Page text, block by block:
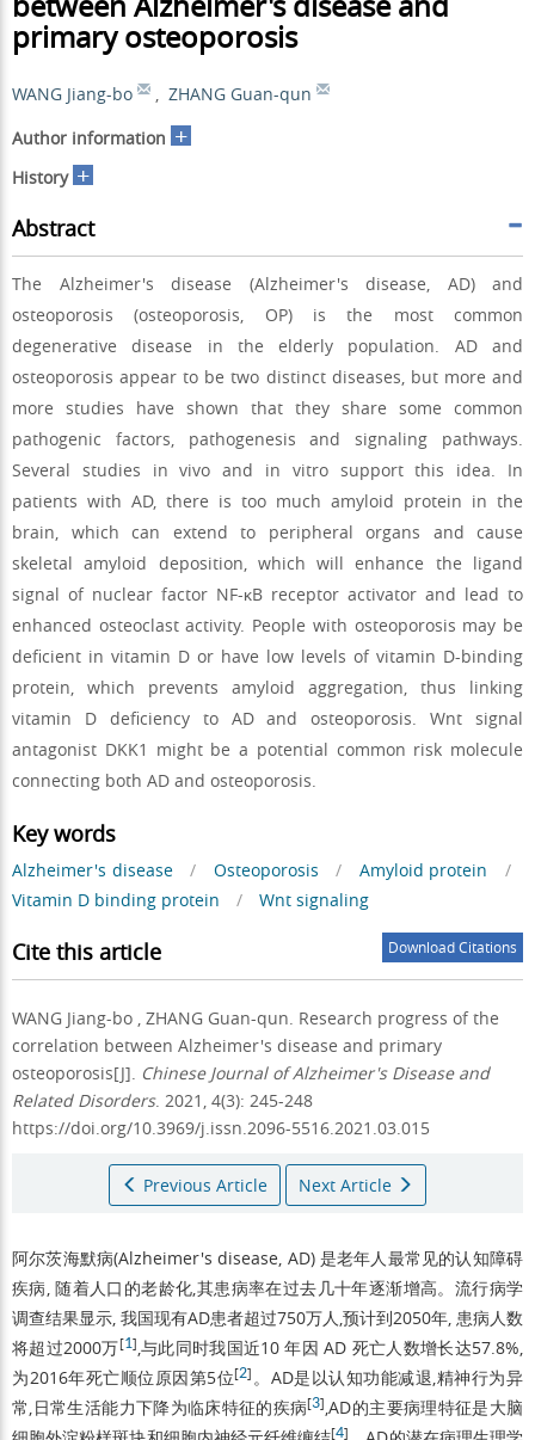
primary osteoporosis
WANG Jiang-bo , ZHANG Guan-qun
Author information +
History +
Abstract
The Alzheimer's disease (Alzheimer's disease, AD) and
osteoporosis (osteoporosis, OP) is the most common
degenerative disease in the elderly population. AD and
osteoporosis appear to be two distinct diseases, but more and
more studies have shown that they share some common
pathogenic factors, pathogenesis and signaling pathways.
Several studies in vivo and in vitro support this idea. In
patients with AD, there is too much amyloid protein in the
brain, which can extend to peripheral organs and cause
skeletal amyloid deposition, which will enhance the ligand
signal of nuclear factor NF-κB receptor activator and lead to
enhanced osteoclast activity. People with osteoporosis may be
deficient in vitamin D or have low levels of vitamin D-binding
protein, which prevents amyloid aggregation, thus linking
vitamin D deficiency to AD and osteoporosis. Wnt signal
antagonist DKK1 might be a potential common risk molecule
connecting both AD and osteoporosis.
Key words
Alzheimer's disease / Osteoporosis / Amyloid protein
/
Vitamin D binding protein
/ Wnt signaling
Cite this article Download Citations
WANG Jiang-bo , ZHANG Guan-qun. Research progress of the
correlation between Alzheimer's disease and primary
osteoporosis[J]. Chinese Journal of Alzheimer's Disease and
Related Disorders. 2021, 4(3): 245-248
https://doi.org/10.3969/j.issn.2096-5516.2021.03.015
Previous Article Next Article
阿尔茨海默病(Alzheimer's disease, AD) 是老年人最常见的认知障碍
疾病, 随着人口的老龄化,其患病率在过去几十年逐渐增高。流行病学
调查结果显示, 我国现有AD患者超过750万人,预计到2050年, 患病人数
将超过2000万[1],与此同时我国近10 年因 AD 死亡人数增长达57.8%,
为2016年死亡顺位原因第5位[2] 。AD是以认知功能减退,精神行为异
常,日常生活能力下降为临床特征的疾病[3],AD的主要病理特征是大脑
[4]